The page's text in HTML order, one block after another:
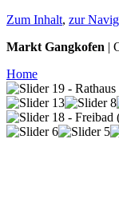
Zum Inhalt, zur
Markt Gangkofen |
Home